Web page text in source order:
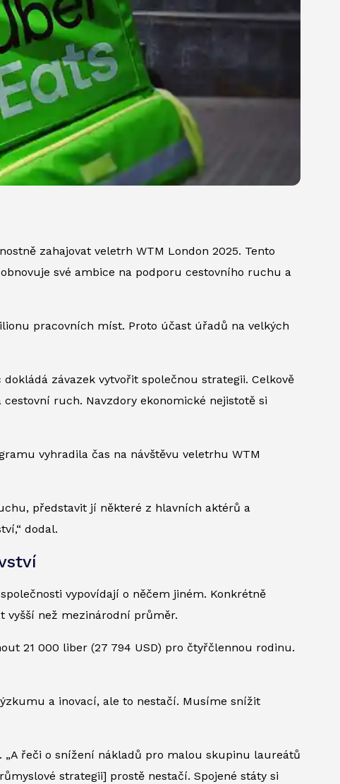
zahajovat veletrh WTM London 2025. Tento
své ambice na podporu cestovního ruchu a
pracovních míst. Proto účast úřadů na velkých
závazek vytvořit společnou strategii. Celkově
ruch. Navzdory ekonomické nejistotě si
vyhradila čas na návštěvu veletrhu WTM
představit jí některé z hlavních aktérů a
dodal.
vypovídají o něčem jiném. Konkrétně
vyšší než mezinárodní průměr.
21 000 liber (27 794 USD) pro čtyřčlennou rodinu.
a inovací, ale to nestačí. Musíme snížit
„A řeči o snížení nákladů pro malou skupinu laureátů
strategii] prostě nestačí. Spojené státy si